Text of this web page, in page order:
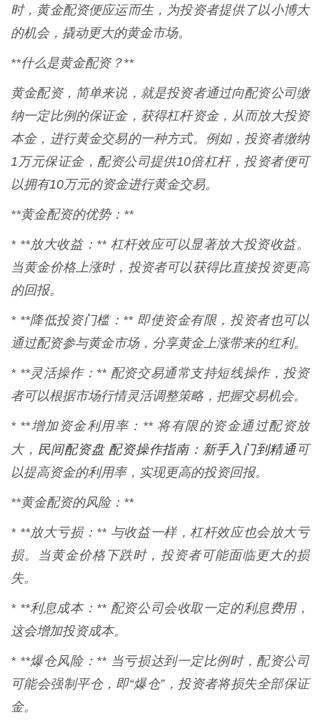
时，黄金配资便应运而生，为投资者提供了以小博大
的机会，撬动更大的黄金市场。
**什么是黄金配资？**
黄金配资，简单来说，就是投资者通过向配资公司缴
纳一定比例的保证金，获得杠杆资金，从而放大投资
本金，进行黄金交易的一种方式。例如，投资者缴纳
1万元保证金，配资公司提供10倍杠杆，投资者便可
以拥有10万元的资金进行黄金交易。
**黄金配资的优势：**
* **放大收益：** 杠杆效应可以显著放大投资收益。
当黄金价格上涨时，投资者可以获得比直接投资更高
的回报。
* **降低投资门槛：** 即使资金有限，投资者也可以
通过配资参与黄金市场，分享黄金上涨带来的红利。
* **灵活操作：** 配资交易通常支持短线操作，投资
者可以根据市场行情灵活调整策略，把握交易机会。
* **增加资金利用率：** 将有限的资金通过配资放
大， 民间配资盘 配资操作指南：新手入门到精通可
以提高资金的利用率，实现更高的投资回报。
**黄金配资的风险：**
* **放大亏损：** 与收益一样，杠杆效应也会放大亏
损。当黄金价格下跌时，投资者可能面临更大的损
失。
* **利息成本：** 配资公司会收取一定的利息费用，
这会增加投资成本。
* **爆仓风险：** 当亏损达到一定比例时，配资公司
可能会强制平仓，即“爆仓”，投资者将损失全部保证
金。